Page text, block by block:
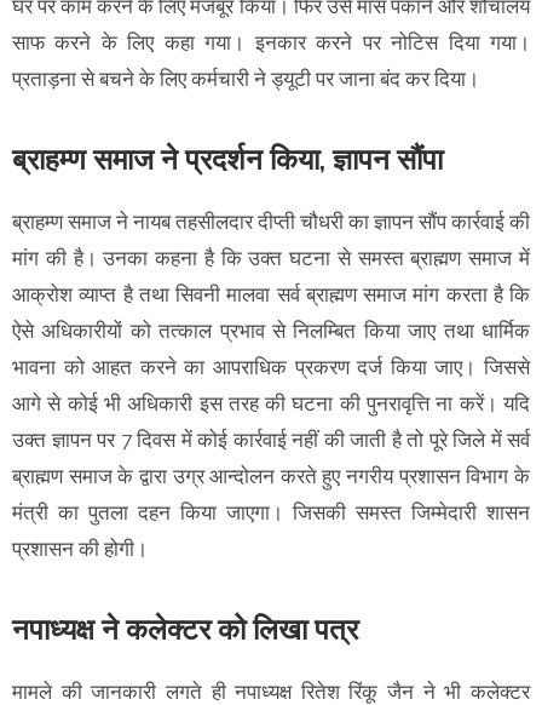
घर पर काम करने के लिए मजबूर किया। फिर उसे मांस पकाने और शौचालय
साफ करने के लिए कहा गया। इनकार करने पर नोटिस दिया गया।
प्रताड़ना से बचने के लिए कर्मचारी ने ड्यूटी पर जाना बंद कर दिया।
ब्राहम्ण समाज ने प्रदर्शन किया, ज्ञापन सौंपा
ब्राहम्ण समाज ने नायब तहसीलदार दीप्ती चौधरी का ज्ञापन सौंप कार्रवाई की
मांग की है। उनका कहना है कि उक्त घटना से समस्त ब्राह्मण समाज में
आक्रोश व्याप्त है तथा सिवनी मालवा सर्व ब्राह्मण समाज मांग करता है कि
ऐसे अधिकारीयों को तत्काल प्रभाव से निलम्बित किया जाए तथा धार्मिक
भावना को आहत करने का आपराधिक प्रकरण दर्ज किया जाए। जिससे
आगे से कोई भी अधिकारी इस तरह की घटना की पुनरावृत्ति ना करें। यदि
उक्त ज्ञापन पर 7 दिवस में कोई कार्रवाई नहीं की जाती है तो पूरे जिले में सर्व
ब्राह्मण समाज के द्वारा उग्र आन्दोलन करते हुए नगरीय प्रशासन विभाग के
मंत्री का पुतला दहन किया जाएगा। जिसकी समस्त जिम्मेदारी शासन
प्रशासन की होगी।
नपाध्यक्ष ने कलेक्टर को लिखा पत्र
मामले की जानकारी लगते ही नपाध्यक्ष रितेश रिंकू जैन ने भी कलेक्टर